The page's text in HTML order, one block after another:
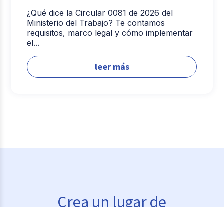
¿Qué dice la Circular 0081 de 2026 del
Ministerio del Trabajo? Te contamos
requisitos, marco legal y cómo implementar
el...
leer más
Crea un lugar de